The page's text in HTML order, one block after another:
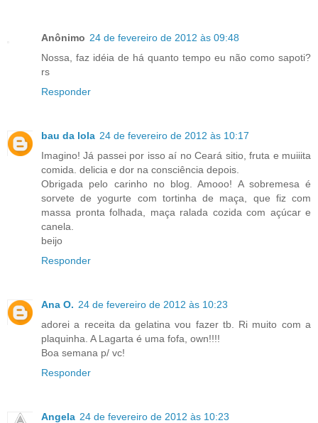
Anônimo 24 de fevereiro de 2012 às 09:48
Nossa, faz idéia de há quanto tempo eu não como sapoti?
rs
Responder
bau da lola 24 de fevereiro de 2012 às 10:17
Imagino! Já passei por isso aí no Ceará sitio, fruta e muiiita
comida. delicia e dor na consciência depois.
Obrigada pelo carinho no blog. Amooo! A sobremesa é
sorvete de yogurte com tortinha de maça, que fiz com
massa pronta folhada, maça ralada cozida com açúcar e
canela.
beijo
Responder
Ana O. 24 de fevereiro de 2012 às 10:23
adorei a receita da gelatina vou fazer tb. Ri muito com a
plaquinha. A Lagarta é uma fofa, own!!!!
Boa semana p/ vc!
Responder
Angela 24 de fevereiro de 2012 às 10:23